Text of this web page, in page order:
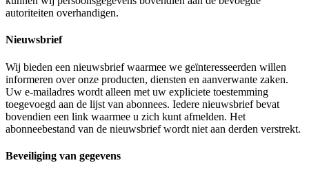
autoriteiten overhandigen.
Nieuwsbrief
Wij bieden een nieuwsbrief waarmee we geïnteresseerden willen
informeren over onze producten, diensten en aanverwante zaken.
Uw e-mailadres wordt alleen met uw expliciete toestemming
toegevoegd aan de lijst van abonnees. Iedere nieuwsbrief bevat
bovendien een link waarmee u zich kunt afmelden. Het
abonneebestand van de nieuwsbrief wordt niet aan derden verstrekt.
Beveiliging van gegevens